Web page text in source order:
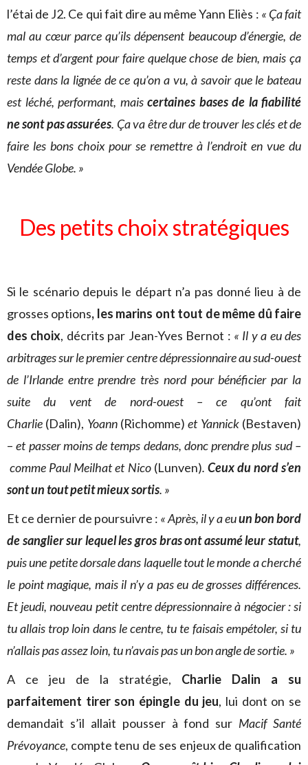
l’étai de J2. Ce qui fait dire au même Yann Eliès : « Ça fait
mal au cœur parce qu’ils dépensent beaucoup d’énergie, de
temps et d’argent pour faire quelque chose de bien, mais ça
reste dans la lignée de ce qu’on a vu, à savoir que le bateau
est léché, performant, mais certaines bases de la fiabilité
ne sont pas assurées. Ça va être dur de trouver les clés et de
faire les bons choix pour se remettre à l’endroit en vue du
Vendée Globe. »
Des petits choix stratégiques
Si le scénario depuis le départ n’a pas donné lieu à de
grosses options, les marins ont tout de même dû faire
des choix, décrits par Jean-Yves Bernot : « Il y a eu des
arbitrages sur le premier centre dépressionnaire au sud-ouest
de l’Irlande entre prendre très nord pour bénéficier par la
suite du vent de nord-ouest – ce qu’ont fait
Charlie (Dalin), Yoann(Richomme)et Yannick (Bestaven)
– et passer moins de temps dedans, donc prendre plus sud –
comme Paul Meilhat et Nico (Lunven). Ceux du nord s’en
sont un tout petit mieux sortis. »
Et ce dernier de poursuivre : « Après, il y a euun bon bord
de sangliersur lequel les gros bras ont assumé leur statut,
puis une petite dorsale dans laquelle tout le monde a cherché
le point magique, mais il n’y a pas eu de grosses différences.
Et jeudi, nouveau petit centre dépressionnaire à négocier : si
tu allais trop loin dans le centre, tu te faisais empétoler, si tu
n’allais pas assez loin, tu n’avais pas un bon angle de sortie. »
A ce jeu de la stratégie, Charlie Dalin a su
parfaitement tirer son épingle du jeu, lui dont on se
demandait s’il allait pousser à fond sur Macif Santé
Prévoyance, compte tenu de ses enjeux de qualification